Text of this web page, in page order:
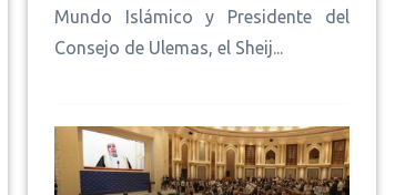
Mundo Islámico y Presidente del
Consejo de Ulemas, el Sheij...